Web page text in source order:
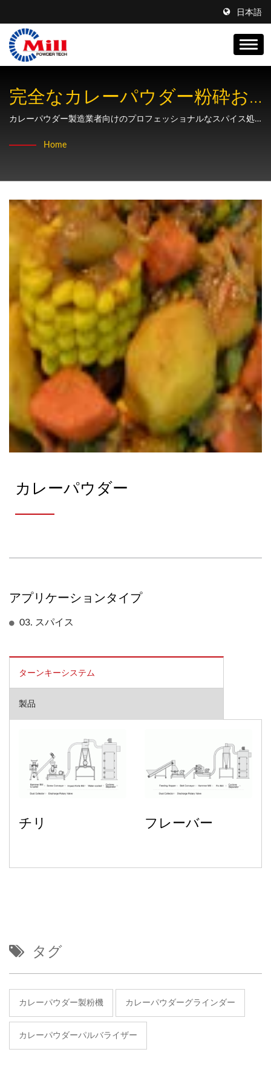
日本語
完全なカレーパウダー粉砕お
よび混合ソリューション
カレーパウダー製造業者向けのプロフェッショナルなスパイス処
す。
Home
カレーパウダー
アプリケーションタイプ
03. スパイス
ターンキーシステム
製品
チリ フレーバー
タグ
カレーパウダー製粉機 カレーパウダーグラインダー
カレーパウダーパルバライザー